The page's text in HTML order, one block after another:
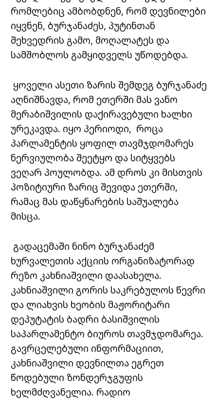
რომლებიც ამბობდნენ, რომ დევნილები
იყვნენ, ბურჯანაძეს, პუტინთან
შეხვედრის გამო, მოღალატეს და
სამშობლოს გამყიდველს უწოდებდა.
ყოველი ასეთი ზარის შემდეგ ბურჯანაძე
აღნიშნავდა, რომ ეთერში მას ვანო
მერაბიშვილის დაქირავებული ხალხი
ურეკავდა. იყო პერიოდი, როცა
პარლამენტის ყოფილ თავმჯდომარეს
ნერვიულობა შეეტყო და სიტყვებს
ვეღარ პოულობდა. ამ დროს კი მისთვის
პოზიტიური ზარიც შევიდა ეთერში,
რამაც მას დაწყნარების საშუალება
მისცა.
გადაცემაში ნინო ბურჯანაძემ
ხურვალეთის აქციის ორგანიზატორად
რეზო კახნიაშვილი დაასახელა.
კახნიაშვილი გორის საკრებულოს წევრი
და ლიახვის ხეობის მაჟორიტარი
დეპუტატის ბადრი ბასიშვილის
საპარლამენტო ბიუროს თავმჯდომარეა.
გავრცელებული ინფორმაციით,
კახნიაშვილი დევნილთა ეგრეთ
წოდებული ზონდერჯგუფის
ხელმძღვანელია. რადიო